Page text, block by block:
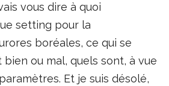
vous dire à quoi
setting pour la
boréales, ce qui se
ou mal, quels sont, à vue
Et je suis désolé,